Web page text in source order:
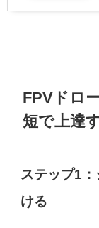
FPVドロ
短で上達
ステップ1
ける